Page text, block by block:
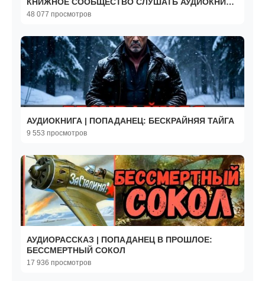
КНИЖНОЕ СООБЩЕСТВО СЛУШАТЬ АУДИОКНИГИ
БОЕВОЕ ФЭНТЕЗИ ЛИТРПГ БОЯРЪ
48 077 просмотров
АУДИОКНИГА | ПОПАДАНЕЦ: БЕСКРАЙНЯЯ ТАЙГА
9 553 просмотров
АУДИОРАССКАЗ | ПОПАДАНЕЦ В ПРОШЛОЕ:
БЕССМЕРТНЫЙ СОКОЛ
17 936 просмотров